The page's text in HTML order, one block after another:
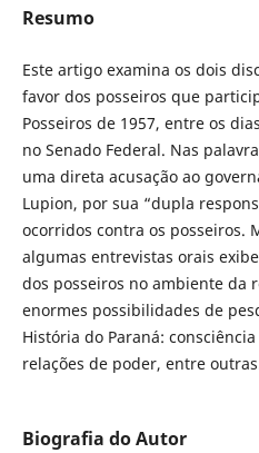
Resumo
Este artigo examina os dois
favor dos posseiros que
Posseiros de 1957, entre os
no Senado Federal. Nas
uma direta acusação ao
Lupion, por sua “dupla
ocorridos contra os posseiros.
algumas entrevistas orais
dos posseiros no ambiente da
enormes possibilidades de
História do Paraná:
relações de poder, entre
Biografia do Autor